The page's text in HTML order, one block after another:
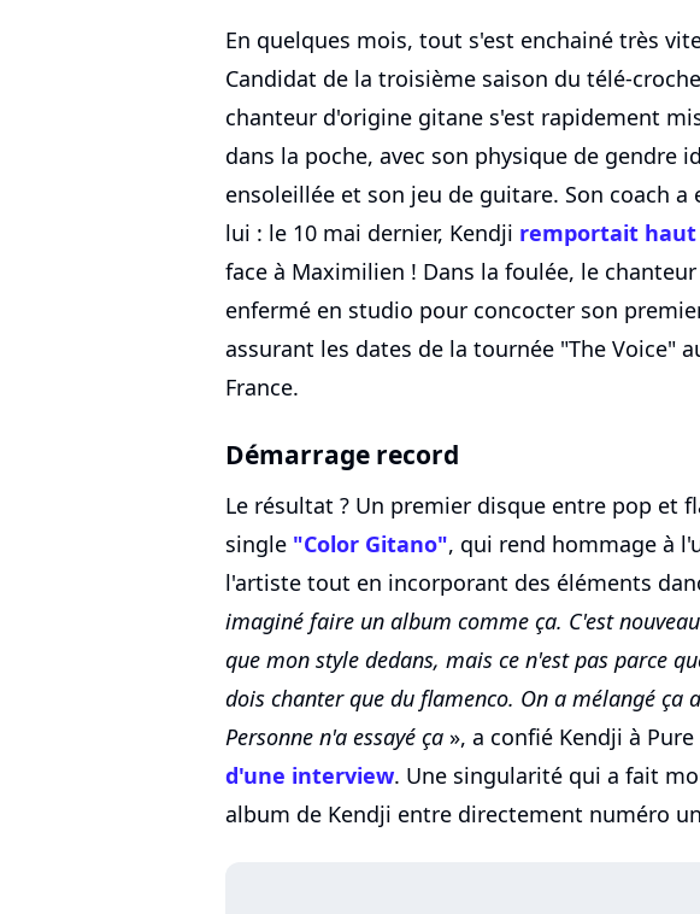
En quelques mois, tout s'est enchainé très
Candidat de la troisième saison du télé-
chanteur d'origine gitane s'est rapidement
dans la poche, avec son physique de gendre
ensoleillée et son jeu de guitare. Son coach a
lui : le 10 mai dernier, Kendji remportait haut
face à Maximilien ! Dans la foulée, le
enfermé en studio pour concocter son
assurant les dates de la tournée "The Voice"
France.
Démarrage record
Le résultat ? Un premier disque entre pop et
single "Color Gitano", qui rend hommage à
l'artiste tout en incorporant des éléments
imaginé faire un album comme ça. C'est
que mon style dedans, mais ce n'est pas parce
dois chanter que du flamenco. On a mélangé ça
Personne n'a essayé ça », a confié Kendji à Pure
d'une interview. Une singularité qui a fait
album de Kendji entre directement numéro